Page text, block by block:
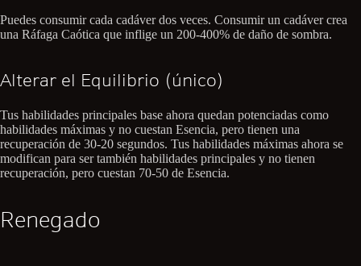
Puedes consumir cada cadáver dos veces. Consumir un cadáver crea
una Ráfaga Caótica que inflige un 200-400% de daño de sombra.
Alterar el Equilibrio (único)
Tus habilidades principales base ahora quedan potenciadas como
habilidades máximas y no cuestan Esencia, pero tienen una
recuperación de 30-20 segundos. Tus habilidades máximas ahora se
modifican para ser también habilidades principales y no tienen
recuperación, pero cuestan 70-50 de Esencia.
Renegado